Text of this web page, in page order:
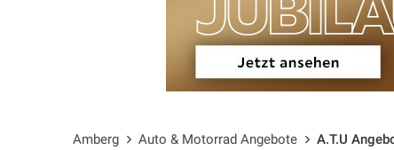
Amberg Auto & Motorrad Angebote A.T.U